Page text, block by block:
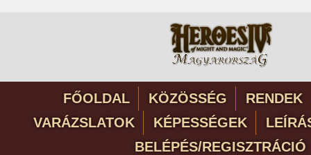
FŐOLDAL KÖZÖSSÉG
RENDEK
VARÁZSLATOK
KÉPESSÉGEK
BELÉPÉS/REGISZTRÁCIÓ